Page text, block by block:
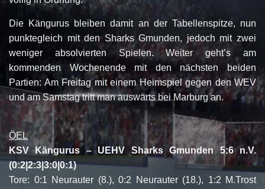
Die Kängurus bleiben damit an der Tabellenspitze, nun
punktegleich mit den Sharks Gmunden, jedoch mit zwei
weniger absolvierten Spielen. Weiter geht’s am
kommenden Wochenende mit den nächsten beiden
Partien: Am Freitag mit einem Heimspiel gegen den WEV
und am Samstag tritt man auswärts bei Marburg an.
ÖEL
KSV Kängurus – UEHV Sharks Gmunden 5:6 n.V.
(0:2|2:3|3:0|0:1)
Tore: 0:1 Neurauter (8.), 0:2 Neurauter (18.), 1:2 M.Trost